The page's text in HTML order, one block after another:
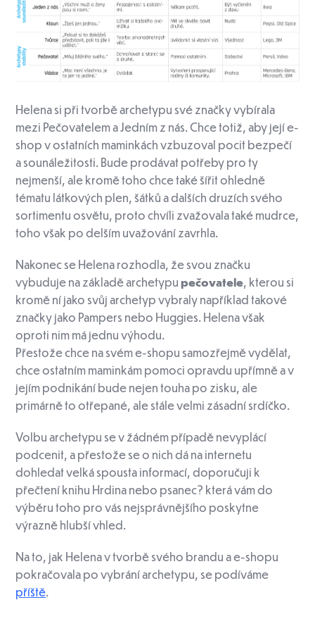
Helena si při tvorbě archetypu své značky vybírala
mezi Pečovatelem a Jedním z nás. Chce totiž, aby její e-
shop v ostatních maminkách vzbuzoval pocit bezpečí
a sounáležitosti. Bude prodávat potřeby pro ty
nejmenší, ale kromě toho chce také šířit ohledně
tématu látkových plen, šátků a dalších druzích svého
sortimentu osvětu, proto chvíli zvažovala také mudrce,
toho však po delším uvažování zavrhla.
Nakonec se Helena rozhodla, že svou značku
vybuduje na základě archetypupečovatele, kterou si
kromě ní jako svůj archetyp vybraly například takové
značky jako Pampers nebo Huggies. Helena však
oproti nim má jednu výhodu.
Přestože chce na svém e-shopu samozřejmě vydělat,
chce ostatním maminkám pomoci opravdu upřímně a v
jejím podnikání bude nejen touha po zisku, ale
primárně to otřepané, ale stále velmi zásadní srdíčko.
Volbu archetypu se v žádném případě nevyplácí
podcenit, a přestože se o nich dá na internetu
dohledat velká spousta informací, doporučuji k
přečtení knihu Hrdina nebo psanec? která vám do
výběru toho pro vás nejsprávnějšího poskytne
výrazně hlubší vhled.
Na to, jak Helena v tvorbě svého brandu a e-shopu
pokračovala po vybrání archetypu, se podíváme
příště.